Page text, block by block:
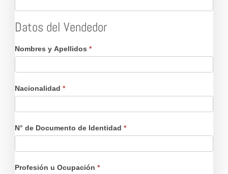
Datos del Vendedor
Nombres y Apellidos*
Nacionalidad*
N° de Documento de Identidad*
Profesión u Ocupación*